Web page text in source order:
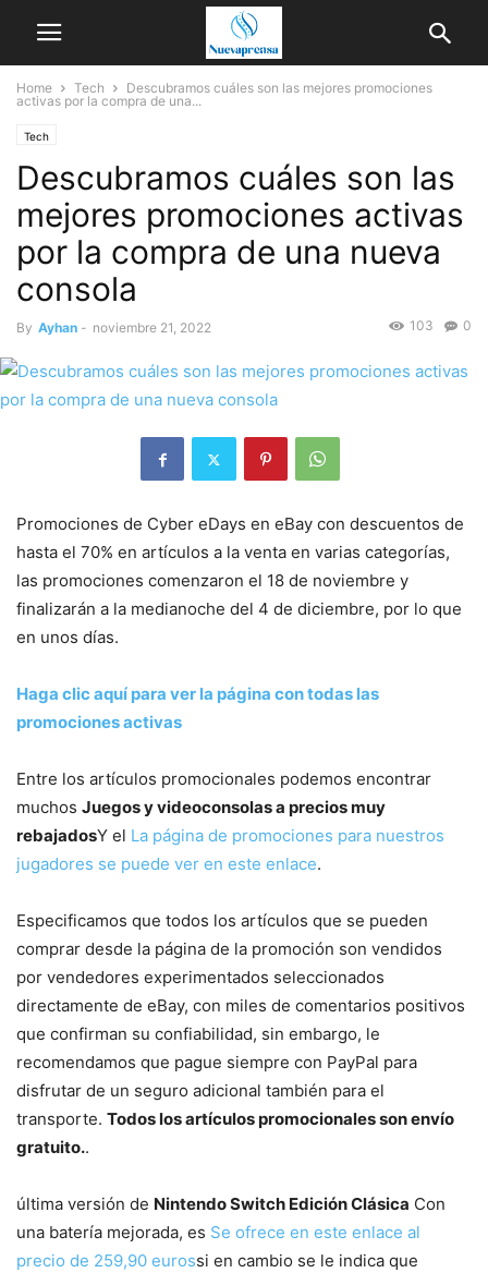
Home Tech
Descubramos cuáles son las mejores promociones
activas por la compra de una...
Tech
Descubramos cuáles son las
mejores promociones activas
por la compra de una nueva
consola
By Ayhan - noviembre 21, 2022 0
103
Promociones de Cyber ​​​​eDays en eBay con descuentos de
hasta el 70% en artículos a la venta en varias categorías,
las promociones comenzaron el 18 de noviembre y
finalizarán a la medianoche del 4 de diciembre, por lo que
en unos días.
Haga clic aquí para ver la página con todas las
promociones activas
Entre los artículos promocionales podemos encontrar
muchos Juegos y videoconsolas a precios muy
rebajadosY el La página de promociones para nuestros
jugadores se puede ver en este enlace.
Especificamos que todos los artículos que se pueden
comprar desde la página de la promoción son vendidos
por vendedores experimentados seleccionados
directamente de eBay, con miles de comentarios positivos
que confirman su confiabilidad, sin embargo, le
recomendamos que pague siempre con PayPal para
disfrutar de un seguro adicional también para el
transporte. Todos los artículos promocionales son envío
gratuito..
última versión de Nintendo Switch Edición Clásica Con
una batería mejorada, es Se ofrece en este enlace al
precio de 259,90 eurossi en cambio se le indica que